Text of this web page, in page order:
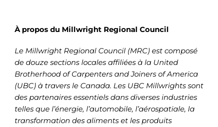
À propos du Millwright Regional Council
Le Millwright Regional Council (MRC) est composé
de douze sections locales affiliées à la United
Brotherhood of Carpenters and Joiners of America
(UBC) à travers le Canada. Les UBC Millwrights sont
des partenaires essentiels dans diverses industries
telles que l’énergie, l’automobile, l’aérospatiale, la
transformation des aliments et les produits